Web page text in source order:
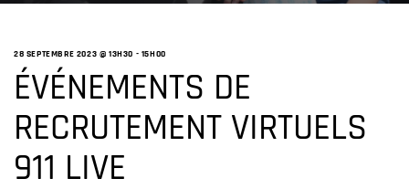
28 SEPTEMBRE 2023 @ 13H30 - 15H00
ÉVÉNEMENTS DE
RECRUTEMENT VIRTUELS
911 LIVE